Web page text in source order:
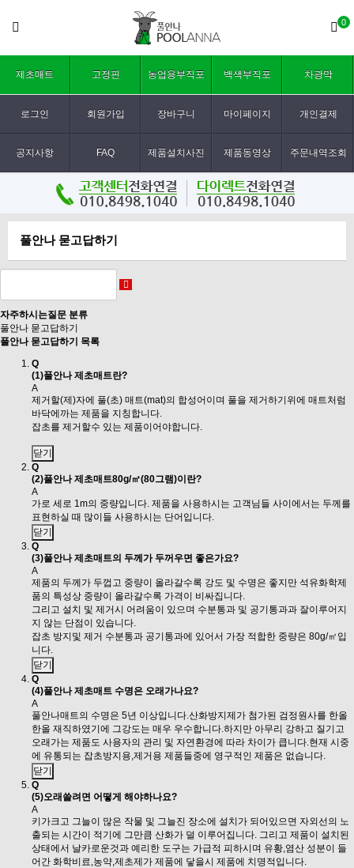
0
제초매트 고정핀 농업용부직포 백색부직포 차광막
로그인 회원가입 장바구니 마이페이지 개인결제
공지사항 FAQ 제품설치사진 제품동영상 주문내역조회
풀안나 묻고답하기
자주하시는질문 분류
풀안나 묻고답하기
풀안나 묻고답하기 목록
Q
(1)풀안나 제초매트란?
A
제거할(제)자에 풀(초) 매트(mat)의 합성어이며 풀을 제거하기위에 매트처럼
바닥에까는 제품을 지칭합니다.
잡초를 제거할수 있는 제품이어야합니다.
닫기
Q
(2)풀안나 제초매트80g/㎡(80그램)이란?
A
가로 세로 1m의 중량입니다. 제품을 사용하시는 고객님들 사이에서는 두께를
표현하실 때 많이들 사용하시는 단어입니다.
닫기
Q
(3)풀안나 제초매트의 두께가 두꺼우면 좋은가요?
A
제품의 두께가 두껍고 중량이 올라갈수록 강도 및 수명은 좋지만 석유화학제
품의 특성상 중량이 올라갈수록 가격이 비싸집니다.
그리고 설치 및 제거시 어려움이 있으며 수분통과 및 공기통과과 잘이루어지
지 않는 단점이 있습니다.
잡초 방지및 제거 수분통과 공기통과에 있어서 가장 적합한 중량은 80g/㎡입
니다.
닫기
Q
(4)풀안나 제초매트 수명은 오래가나요?
A
풀안나매트의 수명은 5년 이상입니다.산화방지제가 첨가된 검정원사를 한올
한올 재직하였기에 그강도는 매우 우수합니다.하지만 아무리 강하고 질기고
오래가는 제품도 사용자의 관리 및 자연환경에 따라 차이가 큽니다.현재 시중
에 유통되는 잡초방지용,제거용 제품들중에 영구적인 제품은 없습니다.
닫기
Q
(5)오래쓸려면 어떻게 해야하나요?
A
키가크고 그늘이 많은 작물 및 그늘진 장소에 설치가 되어있으면 자외선의 노
출되는 시간이 적기에 그만큼 산화가 덜 이루어집니다. 그리고 제품이 설치된
상태에서 날카로운것과 예리한 도구는 가급적 피하시며 유황,염산 성분이 들
어간 화학비료,농약,제초제가 제품에 닿을시 제품에 치명적입니다.